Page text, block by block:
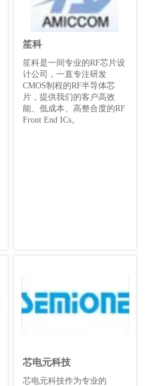
笙科
笙科是一间专业的RF芯片设
计公司，一直专注研发
CMOS制程的RF半导体芯
片，提供我们的客户高效
能、低成本、高整合度的RF
Front End ICs。
芯电元科技
芯电元科技作为专业的